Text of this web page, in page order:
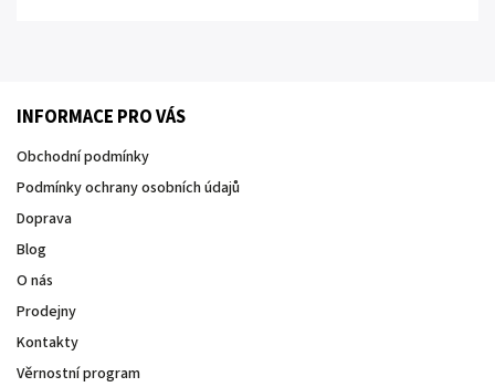
INFORMACE PRO VÁS
Obchodní podmínky
Podmínky ochrany osobních údajů
Doprava
Blog
O nás
Prodejny
Kontakty
Věrnostní program